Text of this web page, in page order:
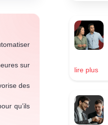
sur
des
qu’ils
lire plus